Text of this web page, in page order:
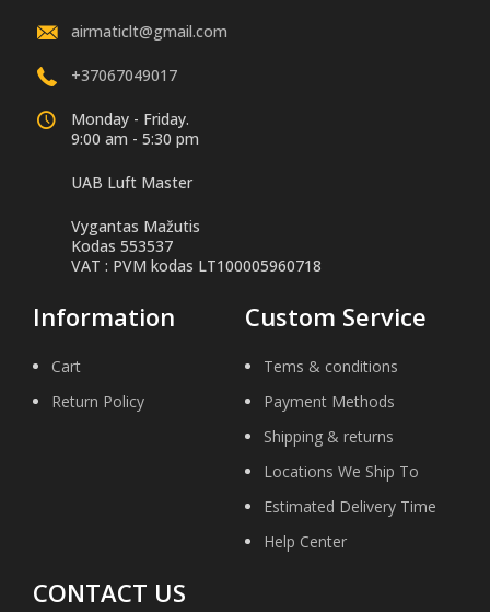
airmaticlt@gmail.com
+37067049017
Monday - Friday.
9:00 am - 5:30 pm
UAB Luft Master
Vygantas Mažutis
Kodas 553537
VAT : PVM kodas LT100005960718
Information
Cart
Return Policy
Custom Service
Tems & conditions
Payment Methods
Shipping & returns
Locations We Ship To
Estimated Delivery Time
Help Center
CONTACT US